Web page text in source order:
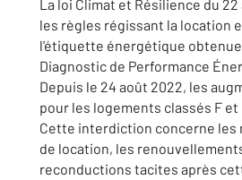
La loi Climat et Résilience du
les règles régissant la location
l'étiquette énergétique
Diagnostic de Performance
Depuis le 24 août 2022, les
pour les logements classés F et
Cette interdiction concerne les
de location, les
reconductions tacites après